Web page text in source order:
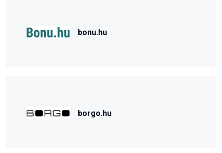
bonu.hu
borgo.hu